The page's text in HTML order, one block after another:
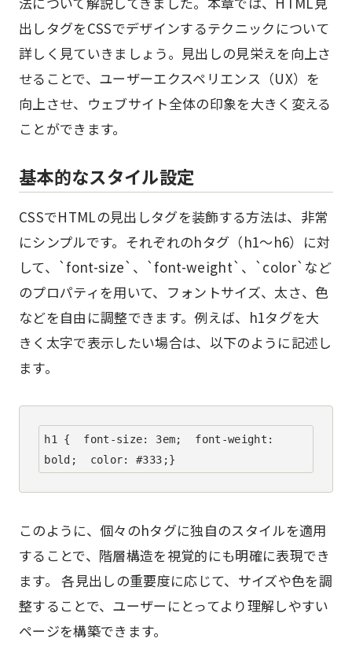
出しタグをCSSでデザインするテクニックについて
詳しく見ていきましょう。見出しの見栄えを向上さ
せることで、ユーザーエクスペリエンス（UX）を
向上させ、ウェブサイト全体の印象を大きく変える
ことができます。
基本的なスタイル設定
CSSでHTMLの見出しタグを装飾する方法は、非常
にシンプルです。それぞれのhタグ（h1～h6）に対
して、`font-size`、`font-weight`、`color`など
のプロパティを用いて、フォントサイズ、太さ、色
などを自由に調整できます。例えば、h1タグを大
きく太字で表示したい場合は、以下のように記述し
ます。
h1 {  font-size: 3em;  font-weight:
bold;  color: #333;}
このように、個々のhタグに独自のスタイルを適用
することで、階層構造を視覚的にも明確に表現でき
ます。 各見出しの重要度に応じて、サイズや色を調
整することで、ユーザーにとってより理解しやすい
ページを構築できます。